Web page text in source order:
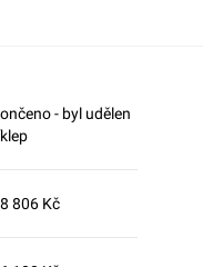
- byl udělen
806 Kč